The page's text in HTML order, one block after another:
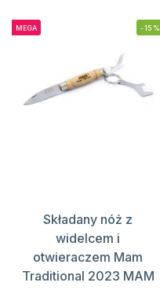
MEGA -15%
Składany nóż z
widelcem i
otwieraczem Mam
Traditional 2023 MAM